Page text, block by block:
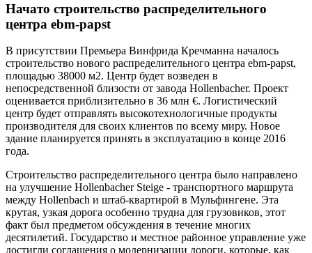
Начато строительство распределительного
центра ebm-papst
В присутствии Премьера Винфрида Кречманна началось
строительство нового распределительного центра ebm-papst,
площадью 38000 м2. Центр будет возведен в
непосредственной близости от завода Hollenbacher. Проект
оценивается приблизительно в 36 млн €. Логистический
центр будет отправлять высокотехнологичные продукты
производителя для своих клиентов по всему миру. Новое
здание планируется принять в эксплуатацию в конце 2016
года.
Строительство распределительного центра было направлено
на улучшение Hollenbacher Steige - транспортного маршрута
между Hollenbach и штаб-квартирой в Мульфингене. Эта
крутая, узкая дорога особенно трудна для грузовиков, этот
факт был предметом обсуждения в течение многих
десятилетий. Государство и местное районное управление уже
достигли соглашения о модернизации дороги, которые, как